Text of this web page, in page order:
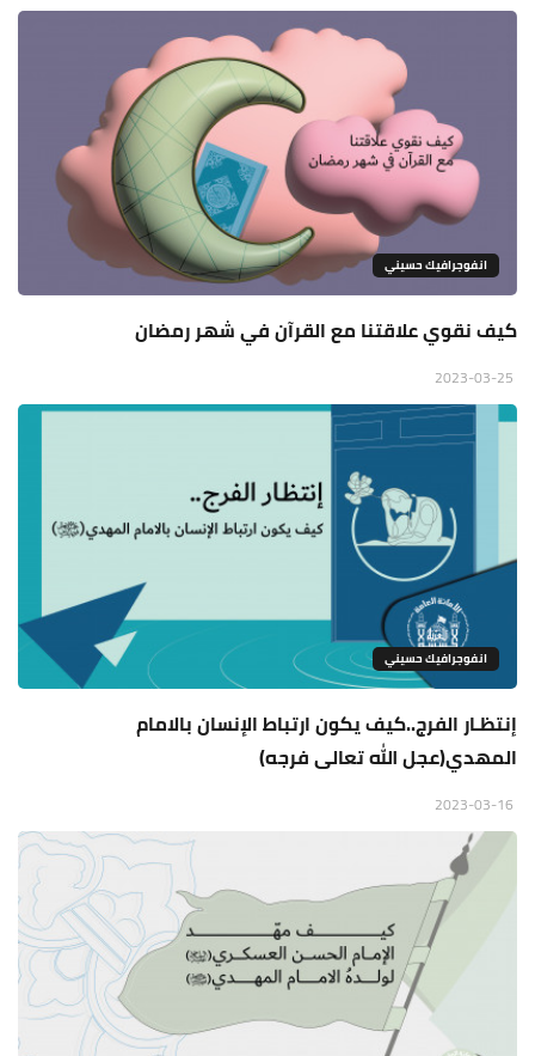
انفوجرافيك حسيني
كيف نقوي علاقتنا مع القرآن في شهر رمضان
انفوجرافيك حسيني
إنتظـار الفرج..كيف يكون ارتباط الإنسان بالامام
المهدي(عجل الله تعالى فرجه)